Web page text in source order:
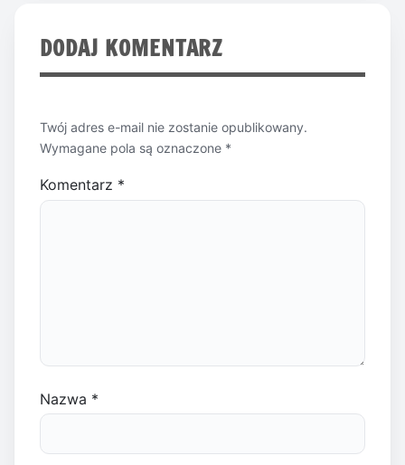
DODAJ KOMENTARZ
Twój adres e-mail nie zostanie opublikowany.
Wymagane pola są oznaczone *
Komentarz *
Nazwa *